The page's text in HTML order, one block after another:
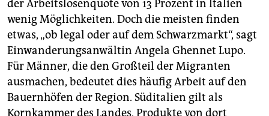
der Arbeitslosenquote von 13 Prozent in Italien
wenig Möglichkeiten. Doch die meisten finden
etwas, „ob legal oder auf dem Schwarzmarkt“, sagt
Einwanderungsanwältin Angela Ghennet Lupo.
Für Männer, die den Großteil der Migranten
ausmachen, bedeutet dies häufig Arbeit auf den
Bauernhöfen der Region. Süditalien gilt als
Kornkammer des Landes, Produkte von dort